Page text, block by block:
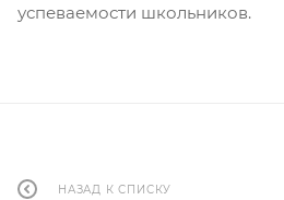
успеваемости школьников.
НАЗАД К СПИСКУ